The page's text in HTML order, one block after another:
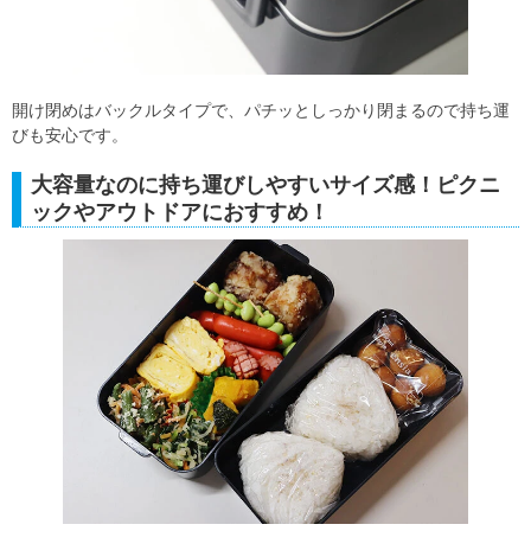
開け閉めはバックルタイプで、パチッとしっかり閉まるので持ち運
びも安心です。
大容量なのに持ち運びしやすいサイズ感！ピクニ
ックやアウトドアにおすすめ！